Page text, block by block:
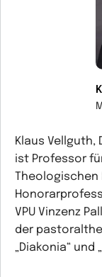
Klaus Vellguth,
ist Professor
Theologischen
VPU Vinzenz
der
„Diakonia“ und